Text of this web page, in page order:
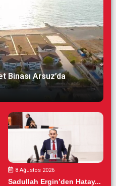
Binası Arsuz’da
8 Ağustos 2026
Sadullah Ergin’den Hatay...